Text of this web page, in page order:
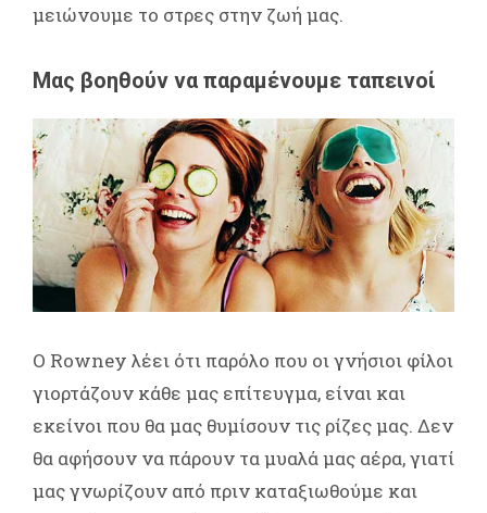
μειώνουμε το στρες στην ζωή μας.
Μας βοηθούν να παραμένουμε ταπεινοί
Ο Rowney λέει ότι παρόλο που οι γνήσιοι φίλοι
γιορτάζουν κάθε μας επίτευγμα, είναι και
εκείνοι που θα μας θυμίσουν τις ρίζες μας. Δεν
θα αφήσουν να πάρουν τα μυαλά μας αέρα, γιατί
μας γνωρίζουν από πριν καταξιωθούμε και